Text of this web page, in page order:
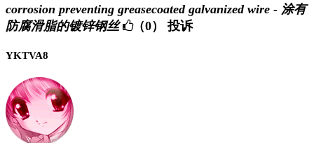
corrosion preventing greasecoated galvanized wire - 涂有
防腐滑脂的镀锌钢丝
（0） 投诉
YKTVA8